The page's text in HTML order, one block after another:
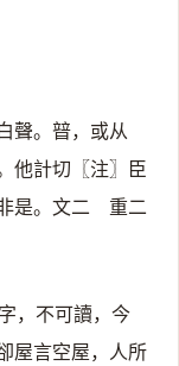
聲。暜，或从
他計切〖注〗臣
是。文二 重二
，不可讀，今
屋言空屋，人所